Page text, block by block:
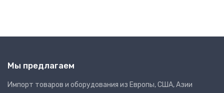
Мы предлагаем
Импорт товаров и оборудования из Европы, США, Азии